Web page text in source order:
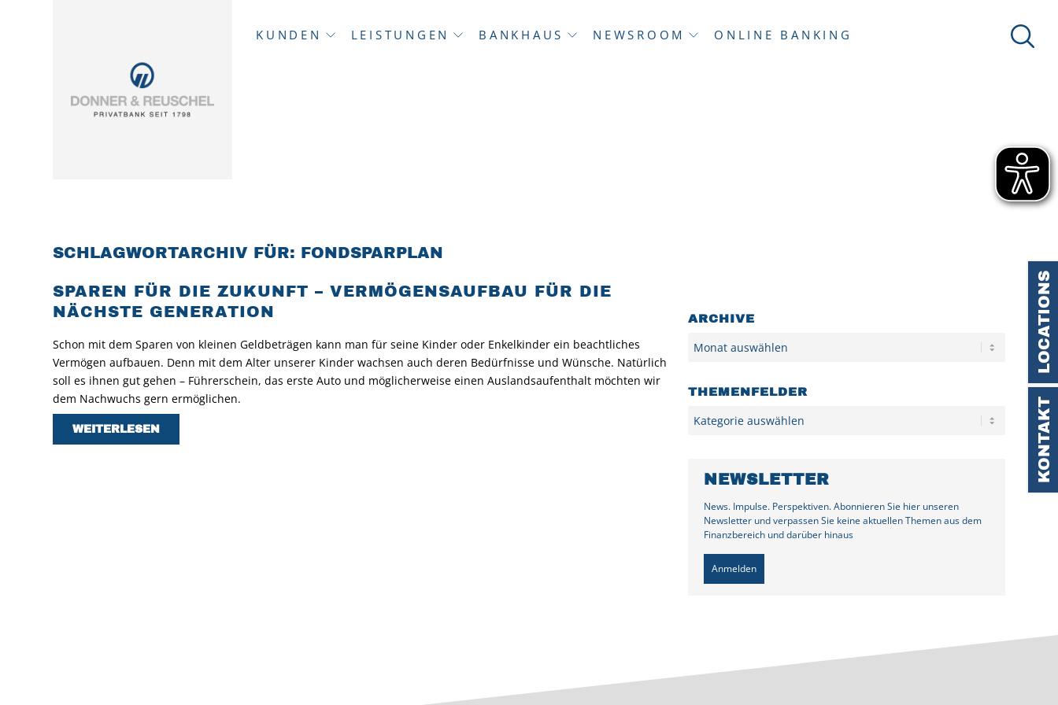
KUNDEN LEISTUNGEN BANKHAUS NEWSROOM ONLINE BANKING
LOCATIONS
KONTAKT
SCHLAGWORTARCHIV FÜR: FONDSPARPLAN
SPAREN FÜR DIE ZUKUNFT – VERMÖGENSAUFBAU FÜR DIE
NÄCHSTE GENERATION
Schon mit dem Sparen von kleinen Geldbeträgen kann man für seine Kinder oder Enkelkinder ein beachtliches
Vermögen aufbauen. Denn mit dem Alter unserer Kinder wachsen auch deren Bedürfnisse und Wünsche. Natürlich
soll es ihnen gut gehen – Führerschein, das erste Auto und möglicherweise einen Auslandsaufenthalt möchten wir
dem Nachwuchs gern ermöglichen.
WEITERLESEN
ARCHIVE
THEMENFELDER
NEWSLETTER
News. Impulse. Perspektiven. Abonnieren Sie hier unseren
Newsletter und verpassen Sie keine aktuellen Themen aus dem
Finanzbereich und darüber hinaus
Anmelden